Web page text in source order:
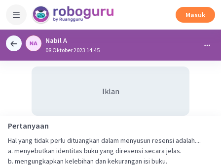
Masuk
Nabil A
08 Oktober 2023 14:45
Iklan
Pertanyaan
Hal yang tidak perlu dituangkan dalam menyusun resensi adalah....
a. menyebutkan identitas buku yang diresensi secara jelas.
b. mengungkapkan kelebihan dan kekurangan isi buku.